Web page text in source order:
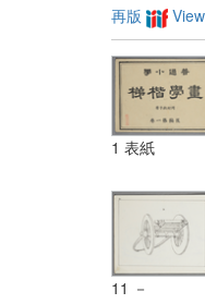
再版
1 表紙
11 －